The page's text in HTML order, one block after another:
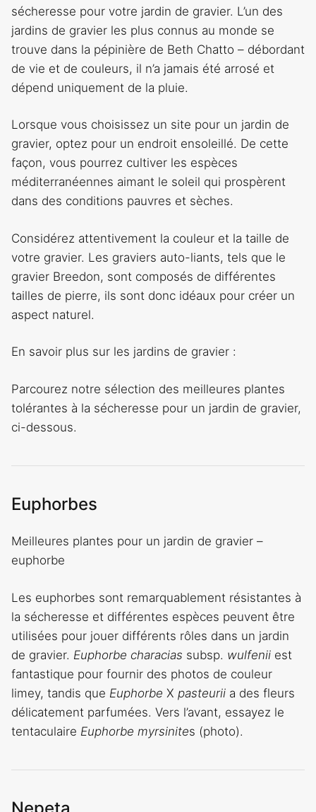
sécheresse pour votre jardin de gravier. L’un des
jardins de gravier les plus connus au monde se
trouve dans la pépinière de Beth Chatto – débordant
de vie et de couleurs, il n’a jamais été arrosé et
dépend uniquement de la pluie.
Lorsque vous choisissez un site pour un jardin de
gravier, optez pour un endroit ensoleillé. De cette
façon, vous pourrez cultiver les espèces
méditerranéennes aimant le soleil qui prospèrent
dans des conditions pauvres et sèches.
Considérez attentivement la couleur et la taille de
votre gravier. Les graviers auto-liants, tels que le
gravier Breedon, sont composés de différentes
tailles de pierre, ils sont donc idéaux pour créer un
aspect naturel.
En savoir plus sur les jardins de gravier :
Parcourez notre sélection des meilleures plantes
tolérantes à la sécheresse pour un jardin de gravier,
ci-dessous.
Euphorbes
Meilleures plantes pour un jardin de gravier –
euphorbe
Les euphorbes sont remarquablement résistantes à
la sécheresse et différentes espèces peuvent être
utilisées pour jouer différents rôles dans un jardin
de gravier. Euphorbe characias subsp. wulfenii est
fantastique pour fournir des photos de couleur
limey, tandis que Euphorbe X pasteurii a des fleurs
délicatement parfumées. Vers l’avant, essayez le
tentaculaire Euphorbe myrsinites (photo).